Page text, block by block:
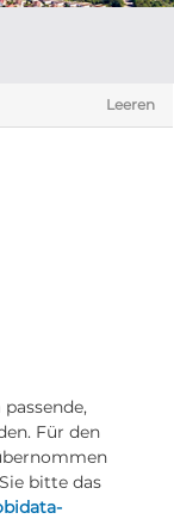
Leeren
Für den
bitte das